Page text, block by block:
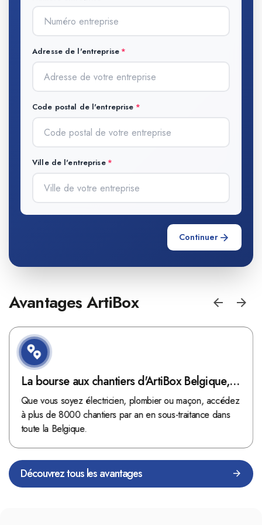
Adresse de l'entreprise
Code postal de l'entreprise
Ville de l'entreprise
Continuer
Avantages ArtiBox
La bourse aux chantiers d'ArtiBox Belgique,
véritable mine d'or !
Que vous soyez électricien, plombier ou maçon, accédez
à plus de 8000 chantiers par an en sous-traitance dans
toute la Belgique.
Découvrez tous les avantages